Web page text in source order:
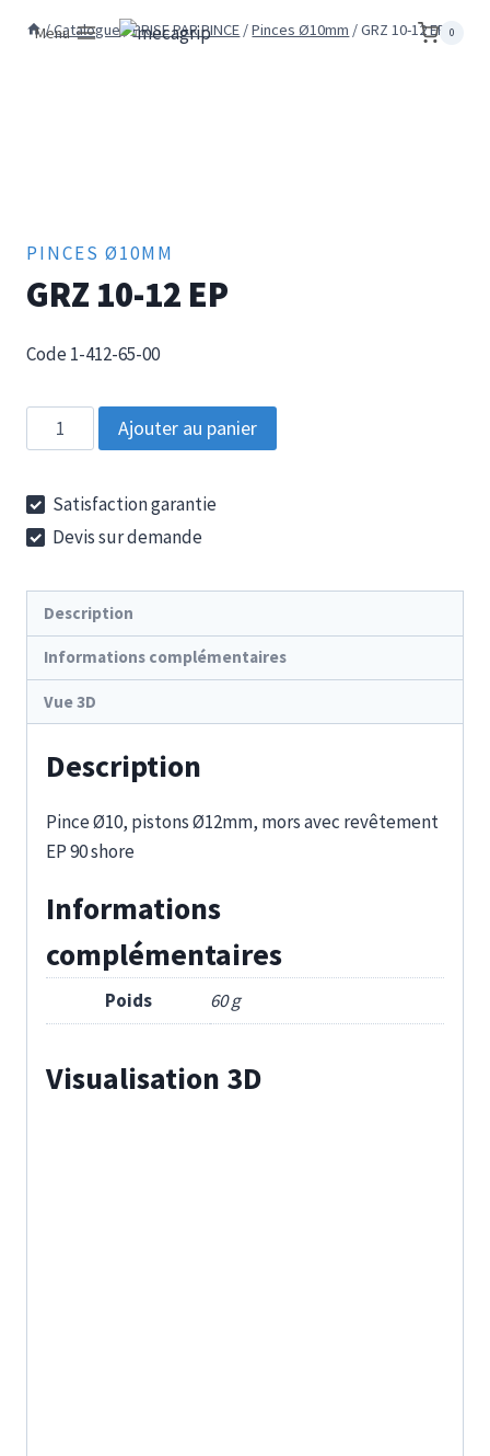
Menu 0
/Catalogue/PRISE PAR PINCE /Pinces Ø10mm /GRZ 10-12 EP
PINCES Ø10MM
GRZ 10-12 EP
Code 1-412-65-00
quantité
de
10-
12
Ajouter au panier
Satisfaction garantie
Devis sur demande
Description
Informations complémentaires
Vue 3D
Description
Pince Ø10, pistons Ø12mm, mors avec revêtement
EP 90 shore
Informations
complémentaires
Poids 60 g
Visualisation 3D